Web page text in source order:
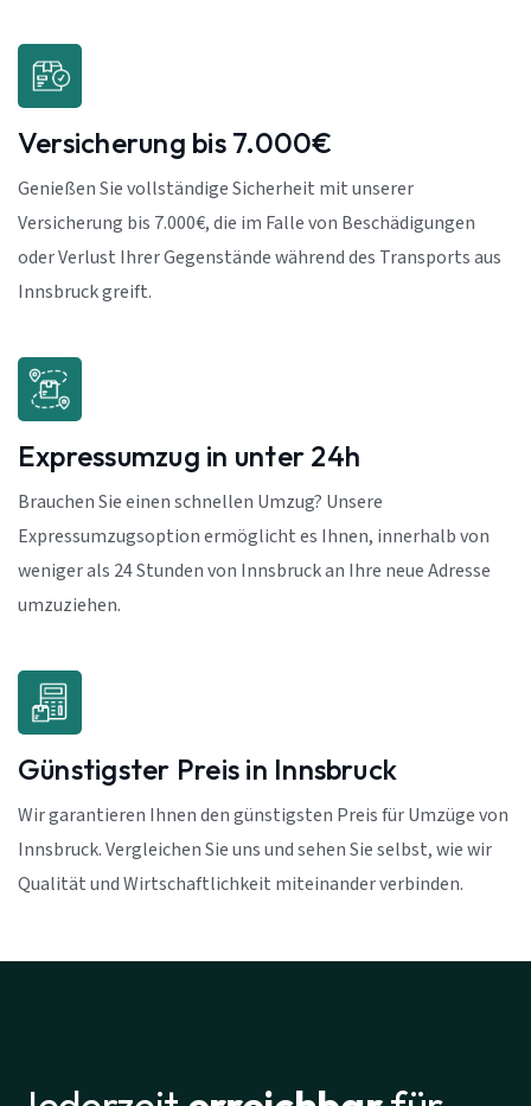
Versicherung bis 7.000€
Genießen Sie vollständige Sicherheit mit unserer
Versicherung bis 7.000€, die im Falle von Beschädigungen
oder Verlust Ihrer Gegenstände während des Transports aus
Innsbruck greift.
Expressumzug in unter 24h
Brauchen Sie einen schnellen Umzug? Unsere
Expressumzugsoption ermöglicht es Ihnen, innerhalb von
weniger als 24 Stunden von Innsbruck an Ihre neue Adresse
umzuziehen.
Günstigster Preis in Innsbruck
Wir garantieren Ihnen den günstigsten Preis für Umzüge von
Innsbruck. Vergleichen Sie uns und sehen Sie selbst, wie wir
Qualität und Wirtschaftlichkeit miteinander verbinden.